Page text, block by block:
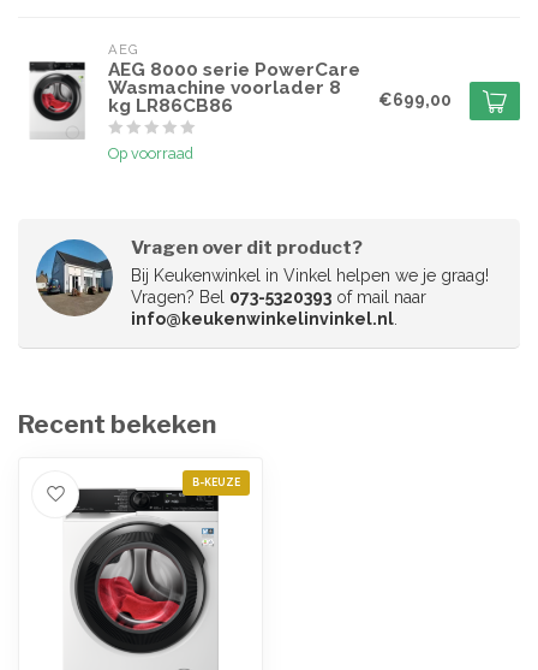
AEG
AEG 8000 serie PowerCare
Wasmachine voorlader 8
kg LR86CB86
Op voorraad
€699,00
Vragen over dit product?
Bij Keukenwinkel in Vinkel helpen we je graag!
Vragen? Bel 073-5320393 of mail naar
info@keukenwinkelinvinkel.nl.
Recent bekeken
B-KEUZE